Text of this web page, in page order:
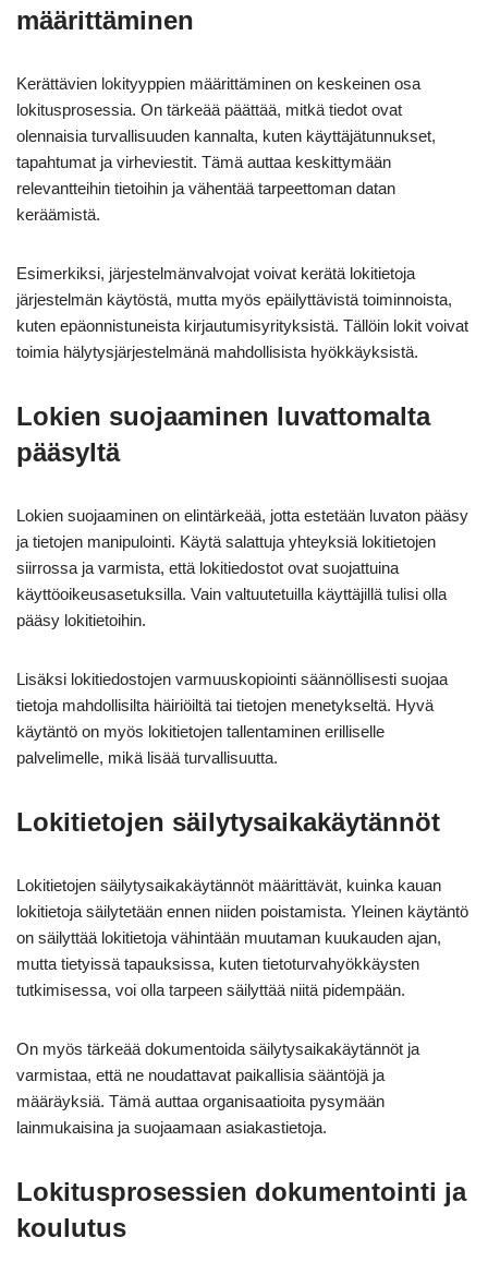
määrittäminen
Kerättävien lokityyppien määrittäminen on keskeinen osa
lokitusprosessia. On tärkeää päättää, mitkä tiedot ovat
olennaisia turvallisuuden kannalta, kuten käyttäjätunnukset,
tapahtumat ja virheviestit. Tämä auttaa keskittymään
relevantteihin tietoihin ja vähentää tarpeettoman datan
keräämistä.
Esimerkiksi, järjestelmänvalvojat voivat kerätä lokitietoja
järjestelmän käytöstä, mutta myös epäilyttävistä toiminnoista,
kuten epäonnistuneista kirjautumisyrityksistä. Tällöin lokit voivat
toimia hälytysjärjestelmänä mahdollisista hyökkäyksistä.
Lokien suojaaminen luvattomalta
pääsyltä
Lokien suojaaminen on elintärkeää, jotta estetään luvaton pääsy
ja tietojen manipulointi. Käytä salattuja yhteyksiä lokitietojen
siirrossa ja varmista, että lokitiedostot ovat suojattuina
käyttöoikeusasetuksilla. Vain valtuutetuilla käyttäjillä tulisi olla
pääsy lokitietoihin.
Lisäksi lokitiedostojen varmuuskopiointi säännöllisesti suojaa
tietoja mahdollisilta häiriöiltä tai tietojen menetykseltä. Hyvä
käytäntö on myös lokitietojen tallentaminen erilliselle
palvelimelle, mikä lisää turvallisuutta.
Lokitietojen säilytysaikakäytännöt
Lokitietojen säilytysaikakäytännöt määrittävät, kuinka kauan
lokitietoja säilytetään ennen niiden poistamista. Yleinen käytäntö
on säilyttää lokitietoja vähintään muutaman kuukauden ajan,
mutta tietyissä tapauksissa, kuten tietoturvahyökkäysten
tutkimisessa, voi olla tarpeen säilyttää niitä pidempään.
On myös tärkeää dokumentoida säilytysaikakäytännöt ja
varmistaa, että ne noudattavat paikallisia sääntöjä ja
määräyksiä. Tämä auttaa organisaatioita pysymään
lainmukaisina ja suojaamaan asiakastietoja.
Lokitusprosessien dokumentointi ja
koulutus